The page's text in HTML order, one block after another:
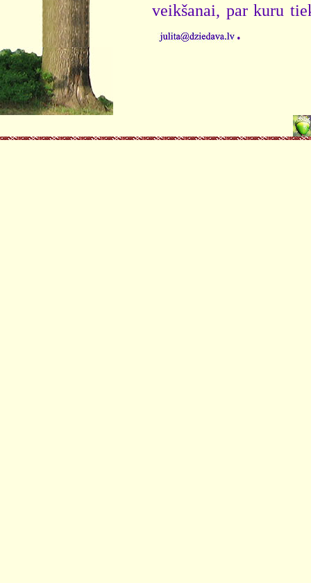
veikšanai, par kuru
.